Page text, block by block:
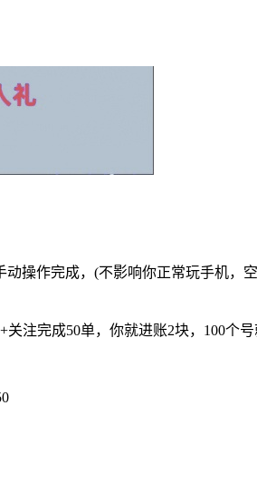
操作完成，(不影响你正常玩手机，
注完成50单，你就进账2块，100个